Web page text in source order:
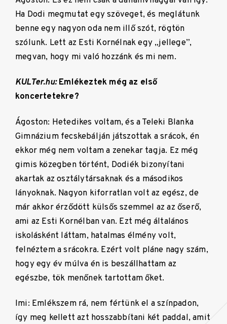
Ha Dodi megmutat egy szöveget, és meglátunk
benne egy nagyon oda nem illő szót, rögtön
szólunk. Lett az Esti Kornélnak egy „jellege”,
megvan, hogy mi való hozzánk és mi nem.
KULTer.hu:Emlékeztek még az első
koncertetekre?
Ágoston: Hetedikes voltam, és a Teleki Blanka
Gimnázium fecskebálján játszottak a srácok, én
ekkor még nem voltam a zenekar tagja. Ez még
gimis közegben történt, Dodiék bizonyítani
akartak az osztálytársaknak és a másodikos
lányoknak. Nagyon kiforratlan volt az egész, de
már akkor érződött külsős szemmel az az őserő,
ami az Esti Kornélban van. Ezt még általános
iskolásként láttam, hatalmas élmény volt,
felnéztem a srácokra. Ezért volt pláne nagy szám,
hogy egy év múlva én is beszállhattam az
egészbe, tök menőnek tartottam őket.
Imi: Emlékszem rá, nem fértünk el a színpadon,
így meg kellett azt hosszabbítani két paddal, amit